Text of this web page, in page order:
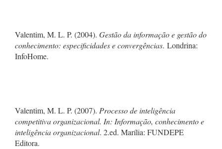
Valentim, M. L. P. (2004). Gestão da informação e gestão do
conhecimento: especificidades e convergências. Londrina:
InfoHome.
Valentim, M. L. P. (2007). Processo de inteligência
competitiva organizacional. In: Informação, conhecimento e
inteligência organizacional. 2.ed. Marília: FUNDEPE
Editora.